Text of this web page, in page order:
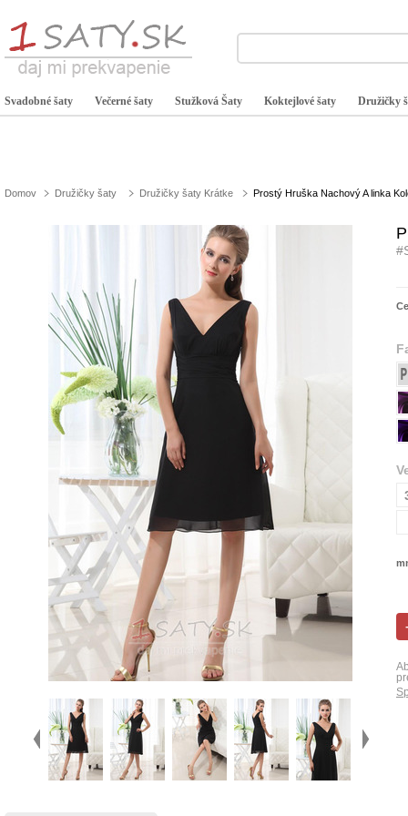
Svadobné šaty Večerné šaty Stužková Šaty Koktejlové šaty Družičky
Domov Družičky šaty Družičky šaty Krátke Prostý Hruška Nachový A linka